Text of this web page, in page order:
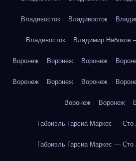
Владивосток Владивосток
Владивосток Владимир Набоков
Воронеж Воронеж Воронеж
Воронеж Воронеж Воронеж
Воронеж Воронеж
Габриэль Гарсиа Маркес — Сто
Габриэль Гарсиа Маркес — Сто